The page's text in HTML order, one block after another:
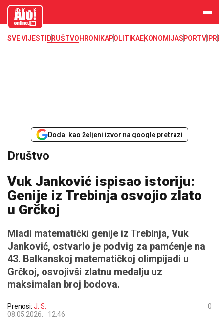
aloonline.b
SVE VIJESTI DRUŠTVOHRONIKAPOLITIKAEKONOMIJASPORTVIP
Dodaj kao željeni izvor na google pretrazi
Društvo
Vuk Janković ispisao istoriju:
Genije iz Trebinja osvojio zlato
u Grčkoj
Mladi matematički genije iz Trebinja, Vuk
Janković, ostvario je podvig za pamćenje na
43. Balkanskoj matematičkoj olimpijadi u
Grčkoj, osvojivši zlatnu medalju uz
maksimalan broj bodova.
Prenosi: J. S.
08.05.2026.
12:46
0